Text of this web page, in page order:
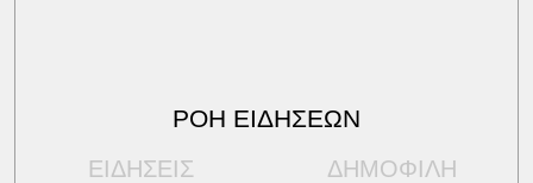
ΡΟΗ ΕΙΔΗΣΕΩΝ
ΕΙΔΗΣΕΙΣ ΔΗΜΟΦΙΛΗ